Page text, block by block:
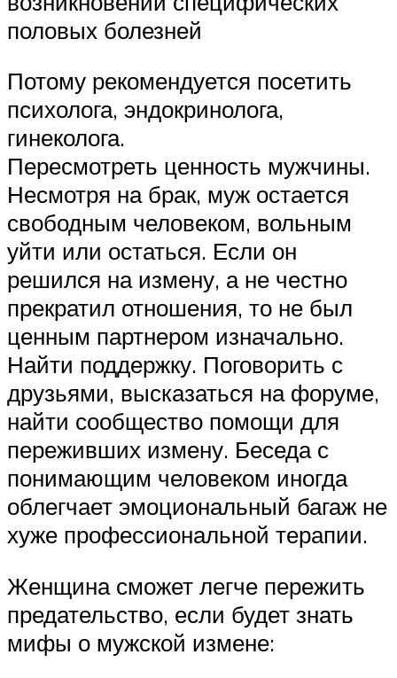
половых болезней
Потому рекомендуется посетить
психолога, эндокринолога,
гинеколога.
Пересмотреть ценность мужчины.
Несмотря на брак, муж остается
свободным человеком, вольным
уйти или остаться. Если он
решился на измену, а не честно
прекратил отношения, то не был
ценным партнером изначально.
Найти поддержку. Поговорить с
друзьями, высказаться на форуме,
найти сообщество помощи для
переживших измену. Беседа с
понимающим человеком иногда
облегчает эмоциональный багаж не
хуже профессиональной терапии.
Женщина сможет легче пережить
предательство, если будет знать
мифы о мужской измене: